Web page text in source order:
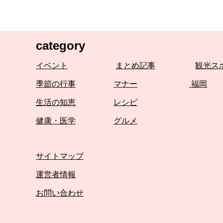
category
イベント まとめ記事 観光ス
季節の行事 マナー 福岡
生活の知恵 レシピ
健康・医学 グルメ
サイトマップ
運営者情報
お問い合わせ